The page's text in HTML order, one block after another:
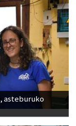
asteburuko